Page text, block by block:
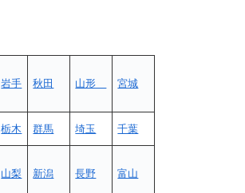
岩手 秋田 山形 宮城
栃木 群馬 埼玉 千葉
山梨 新潟 長野 富山